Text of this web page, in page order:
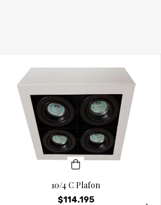
10/4 C Plafon
$114.195